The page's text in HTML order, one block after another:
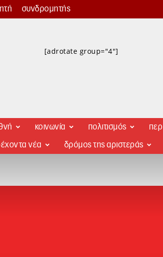
συνδρομητής
[adrotate group="4"]
κοινωνία πολιτισμός
νέα δρόμος της αριστεράς